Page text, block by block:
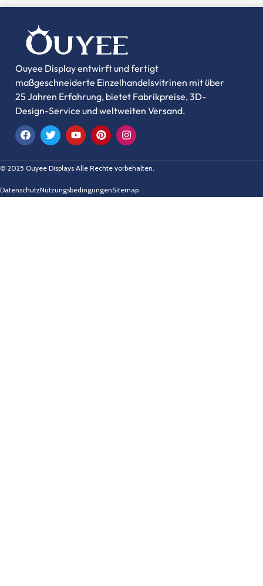
Ouyee Display entwirft und fertigt
maßgeschneiderte Einzelhandelsvitrinen mit über
25 Jahren Erfahrung, bietet Fabrikpreise, 3D-
Design-Service und weltweiten Versand.
© 2025 Ouyee Displays Alle Rechte vorbehalten.
DatenschutzNutzungsbedingungenSitemap